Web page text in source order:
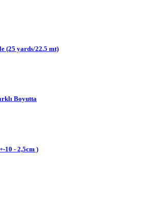
(25 yards/22.5 mt)
Boyutta
10 - 2,5cm )